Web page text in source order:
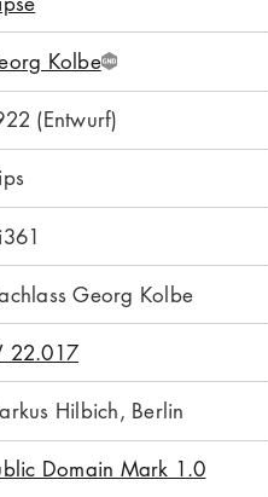
KolbeG
N
D
(Entwurf)
Georg Kolbe
22.017
Hilbich, Berlin
Domain Mark 1.0